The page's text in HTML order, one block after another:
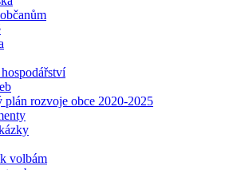
plán rozvoje obce 2020-2025
volbám